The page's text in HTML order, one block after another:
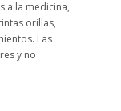
a la medicina,
orillas,
Las
y no